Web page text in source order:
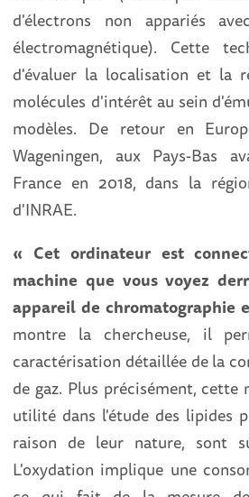
d'électrons non appariés
électromagnétique). Cette
d'évaluer la localisation et la
molécules d'intérêt au sein
modèles. De retour en
Wageningen, aux Pays-Bas
France en 2018, dans la
d'INRAE.
« Cet ordinateur est
machine que vous voyez
appareil de chromatographie
montre la chercheuse, il
caractérisation détaillée de la
de gaz. Plus précisément,
utilité dans l'étude des lipides
raison de leur nature, sont
L'oxydation implique une